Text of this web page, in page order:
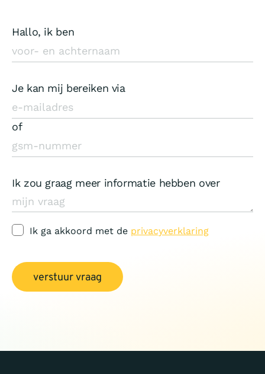
Hallo, ik ben
Je kan mij bereiken via
of
Ik zou graag meer informatie hebben over
Ik ga akkoord met de privacyverklaring
verstuur vraag